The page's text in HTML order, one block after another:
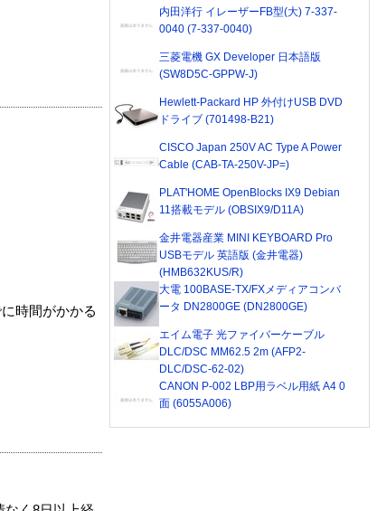
時間がかかる
内田洋行 イレーザーFB型(大) 7-337-
0040 (7-337-0040)
三菱電機 GX Developer 日本語版
(SW8D5C-GPPW-J)
Hewlett-Packard HP 外付けUSB DVD
ドライブ (701498-B21)
CISCO Japan 250V AC Type A Power
Cable (CAB-TA-250V-JP=)
PLAT'HOME OpenBlocks IX9 Debian
11搭載モデル (OBSIX9/D11A)
金井電器産業 MINI KEYBOARD Pro
USBモデル 英語版 (金井電器)
(HMB632KUS/R)
大電 100BASE-TX/FXメディアコンバ
ータ DN2800GE (DN2800GE)
エイム電子 光ファイバーケーブル
DLC/DSC MM62.5 2m (AFP2-
DLC/DSC-62-02)
CANON P-002 LBP用ラベル用紙 A4 0
面 (6055A006)